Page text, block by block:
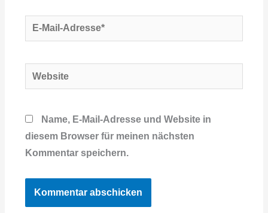
E-
Mail-
Website
Name, E-Mail-Adresse und Website in
diesem Browser für meinen nächsten
Kommentar speichern.